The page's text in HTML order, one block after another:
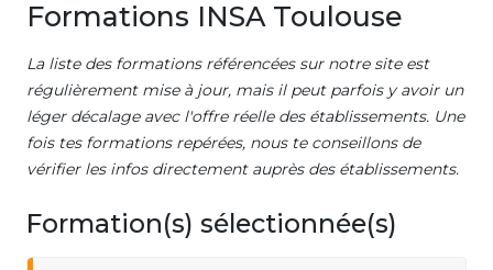
Formations INSA Toulouse
La liste des formations référencées sur notre site est
régulièrement mise à jour, mais il peut parfois y avoir un
léger décalage avec l'offre réelle des établissements. Une
fois tes formations repérées, nous te conseillons de
vérifier les infos directement auprès des établissements.
Formation(s) sélectionnée(s)